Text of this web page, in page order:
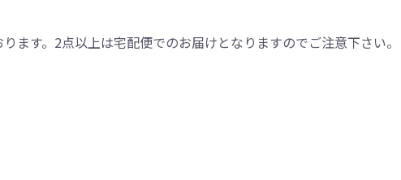
ます。2点以上は宅配便でのお届けとなりますのでご注意下さい。